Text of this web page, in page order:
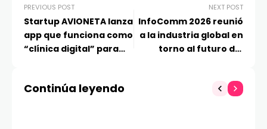
PREVIOUS POST
Startup AVIONETA lanza
app que funciona como
“clínica digital” para
a más de mil
NEXT POST
InfoComm 2026 reunió
a la industria global en
torno al futuro del
artificial
Continúa leyendo